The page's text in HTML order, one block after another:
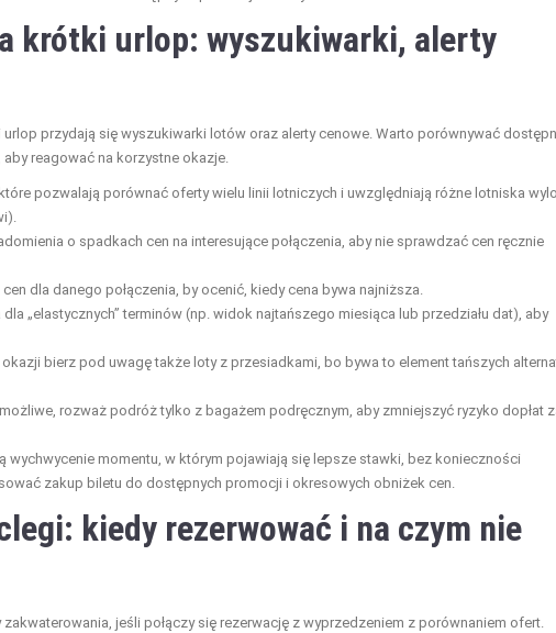
krótki urlop: wyszukiwarki, alerty
przydają się wyszukiwarki lotów oraz alerty cenowe. Warto porównywać
reagować na korzystne okazje.
pozwalają porównać oferty wielu linii lotniczych i uwzględniają różne lotniska
o spadkach cen na interesujące połączenia, aby nie sprawdzać cen ręcznie
dla danego połączenia, by ocenić, kiedy cena bywa najniższa.
„elastycznych” terminów (np. widok najtańszego miesiąca lub przedziału dat), aby
bierz pod uwagę także loty z przesiadkami, bo bywa to element tańszych
rozważ podróż tylko z bagażem podręcznym, aby zmniejszyć ryzyko dopłat
wychwycenie momentu, w którym pojawiają się lepsze stawki, bez konieczności
zakup biletu do dostępnych promocji i okresowych obniżek cen.
: kiedy rezerwować i na czym nie
jeśli połączy się rezerwację z wyprzedzeniem z porównaniem ofert.